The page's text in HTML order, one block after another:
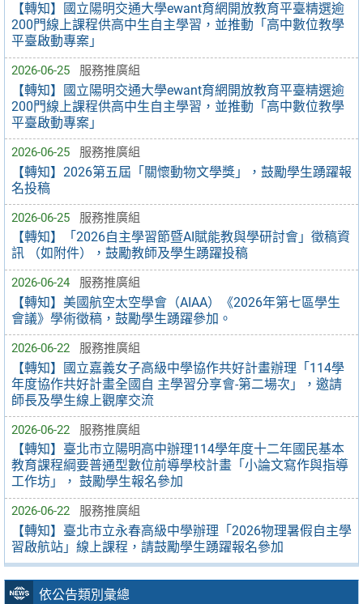
【轉知】國立陽明交通大學ewant育網開放教育平臺精選逾
200門線上課程供高中生自主學習，並推動「高中數位教學
平臺啟動專案」
2026-06-25 服務推廣組
【轉知】國立陽明交通大學ewant育網開放教育平臺精選逾
200門線上課程供高中生自主學習，並推動「高中數位教學
平臺啟動專案」
2026-06-25 服務推廣組
【轉知】2026第五屆「關懷動物文學獎」，鼓勵學生踴躍報
名投稿
2026-06-25 服務推廣組
【轉知】「2026自主學習節暨AI賦能教與學研討會」徵稿資
訊 （如附件），鼓勵教師及學生踴躍投稿
2026-06-24 服務推廣組
【轉知】美國航空太空學會（AIAA）《2026年第七區學生
會議》學術徵稿，鼓勵學生踴躍參加。
2026-06-22 服務推廣組
【轉知】國立嘉義女子高級中學協作共好計畫辦理「114學
年度協作共好計畫全國自 主學習分享會-第二場次」，邀請
師長及學生線上觀摩交流
2026-06-22 服務推廣組
【轉知】臺北市立陽明高中辦理114學年度十二年國民基本
教育課程綱要普通型數位前導學校計畫「小論文寫作與指導
工作坊」， 鼓勵學生報名參加
2026-06-22 服務推廣組
【轉知】臺北市立永春高級中學辦理「2026物理暑假自主學
習啟航站」線上課程，請鼓勵學生踴躍報名參加
依公告類別彙總